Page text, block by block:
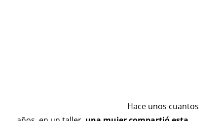
Hace unos cuantos